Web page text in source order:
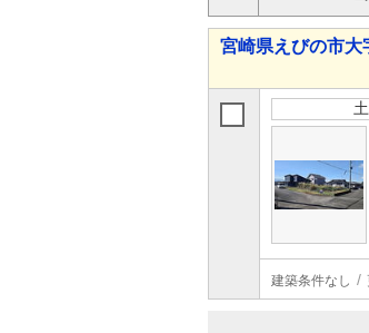
宮崎県えびの市大
建築条件なし